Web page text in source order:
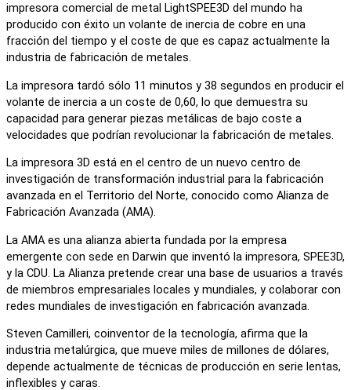
impresora comercial de metal LightSPEE3D del mundo ha
producido con éxito un volante de inercia de cobre en una
fracción del tiempo y el coste de que es capaz actualmente la
industria de fabricación de metales.
La impresora tardó sólo 11 minutos y 38 segundos en producir el
volante de inercia a un coste de 0,60, lo que demuestra su
capacidad para generar piezas metálicas de bajo coste a
velocidades que podrían revolucionar la fabricación de metales.
La impresora 3D está en el centro de un nuevo centro de
investigación de transformación industrial para la fabricación
avanzada en el Territorio del Norte, conocido como Alianza de
Fabricación Avanzada (AMA).
La AMA es una alianza abierta fundada por la empresa
emergente con sede en Darwin que inventó la impresora, SPEE3D,
y la CDU. La Alianza pretende crear una base de usuarios a través
de miembros empresariales locales y mundiales, y colaborar con
redes mundiales de investigación en fabricación avanzada.
Steven Camilleri, coinventor de la tecnología, afirma que la
industria metalúrgica, que mueve miles de millones de dólares,
depende actualmente de técnicas de producción en serie lentas,
inflexibles y caras.